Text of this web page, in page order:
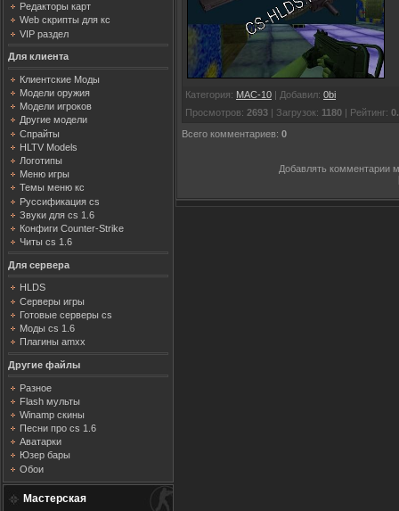
Редакторы карт
Web скрипты для кс
VIP раздел
Для клиента
Клиентские Моды
Модели оружия
Модели игроков
Другие модели
Спрайты
HLTV Models
Логотипы
Меню игры
Темы меню кс
Руссификация cs
Звуки для cs 1.6
Конфиги Counter-Strike
Читы cs 1.6
Для сервера
HLDS
Серверы игры
Готовые серверы cs
Моды cs 1.6
Плагины amxx
Другие файлы
Разное
Flash мульты
Winamp скины
Песни про cs 1.6
Аватарки
Юзер бары
Обои
Мастерская
Категория: MAC-10 | Добавил: 0bi
Просмотров: 2693 | Загрузок: 1180 | Рейтинг:
Всего комментариев: 0
Добавлять комментарии